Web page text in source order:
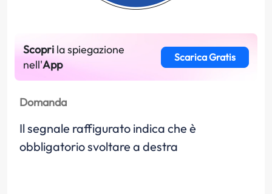
Scopri la spiegazione
nell'App
Scarica Gratis
Domanda
Il segnale raffigurato indica che è
obbligatorio svoltare a destra